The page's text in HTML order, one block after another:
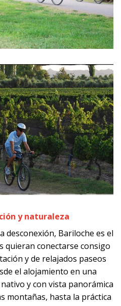
y naturaleza
desconexión, Bariloche es el
quieran conectarse consigo
y de relajados paseos
el alojamiento en una
y con vista panorámica
montañas, hasta la práctica